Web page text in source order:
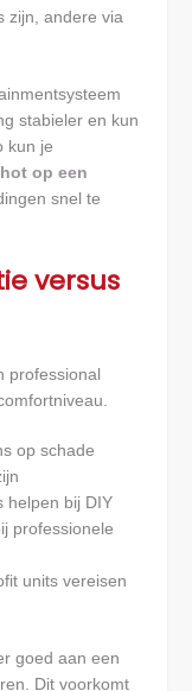
zijn, andere via
stabieler en kun
kun je
op een
snel te
versus
professional
op schade
helpen bij DIY
professionele
units vereisen
goed aan een
Dit voorkomt